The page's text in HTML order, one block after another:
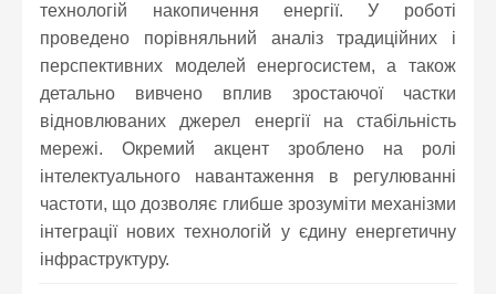
технологій накопичення енергії. У роботі
проведено порівняльний аналіз традиційних і
перспективних моделей енергосистем, а також
детально вивчено вплив зростаючої частки
відновлюваних джерел енергії на стабільність
мережі. Окремий акцент зроблено на ролі
інтелектуального навантаження в регулюванні
частоти, що дозволяє глибше зрозуміти механізми
інтеграції нових технологій у єдину енергетичну
інфраструктуру.